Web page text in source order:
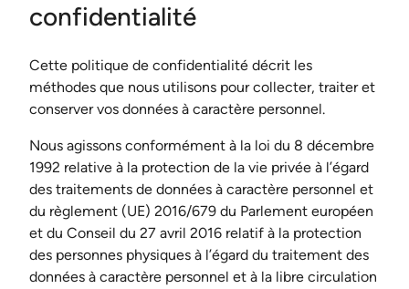
confidentialité
Cette politique de confidentialité décrit les
méthodes que nous utilisons pour collecter, traiter et
conserver vos données à caractère personnel.
Nous agissons conformément à la loi du 8 décembre
1992 relative à la protection de la vie privée à l’égard
des traitements de données à caractère personnel et
du règlement (UE) 2016/679 du Parlement européen
et du Conseil du 27 avril 2016 relatif à la protection
des personnes physiques à l’égard du traitement des
données à caractère personnel et à la libre circulation